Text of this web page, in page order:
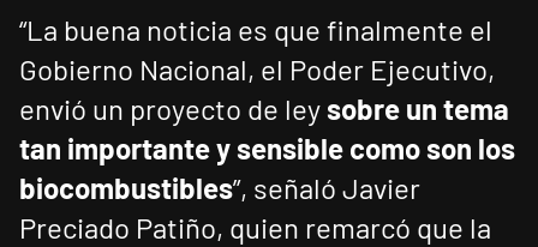
“La buena noticia es que finalmente el
Gobierno Nacional, el Poder Ejecutivo,
envió un proyecto de ley sobre un tema
tan importante y sensible como son los
biocombustibles”, señaló Javier
Preciado Patiño, quien remarcó que la